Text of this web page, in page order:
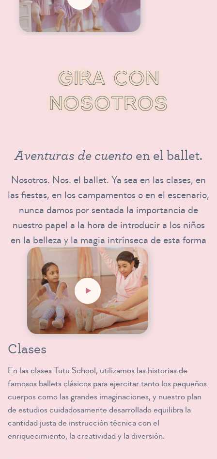
GIRA CON
NOSOTROS
Aventuras decuento en elballet.
Nosotros. Nos. el ballet. Ya sea en las clases, en
las fiestas, en los campamentos o en el escenario,
nunca damos por sentada la importancia de
nuestro papel a la hora de introducir a los niños
en la belleza y la magia intrínseca de esta forma
de arte.
Clases
En las clases Tutu School, utilizamos las historias de
famosos ballets clásicos para ejercitar tanto los pequeños
cuerpos como las grandes imaginaciones, y nuestro plan
de estudios cuidadosamente desarrollado equilibra la
cantidad justa de instrucción técnica con el
enriquecimiento, la creatividad y la diversión.